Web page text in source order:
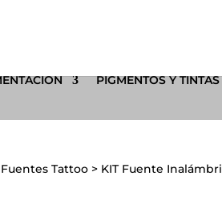
PIGMENTOS Y TINTAS
Fuentes Tattoo > KIT Fuente